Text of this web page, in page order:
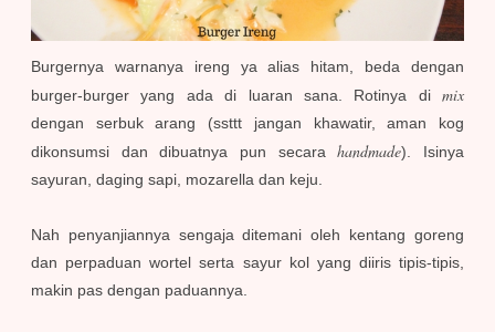
Burgernya warnanya ireng ya alias hitam, beda dengan
burger-burger yang ada di luaran sana. Rotinya di mix
dengan serbuk arang (ssttt jangan khawatir, aman kog
dikonsumsi dan dibuatnya pun secarahandmade). Isinya
sayuran, daging sapi, mozarella dan keju.
Nah penyanjiannya sengaja ditemani oleh kentang goreng
dan perpaduan wortel serta sayur kol yang diiris tipis-tipis,
makin pas dengan paduannya.